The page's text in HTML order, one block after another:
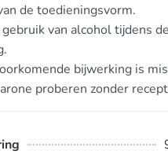
de toedieningsvorm.
van alcohol tijdens de
bijwerking is
proberen zonder